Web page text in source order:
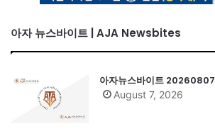
아자 뉴스바이트 | AJA Newsbites
아자뉴스바이트 20260807
August 7, 2026